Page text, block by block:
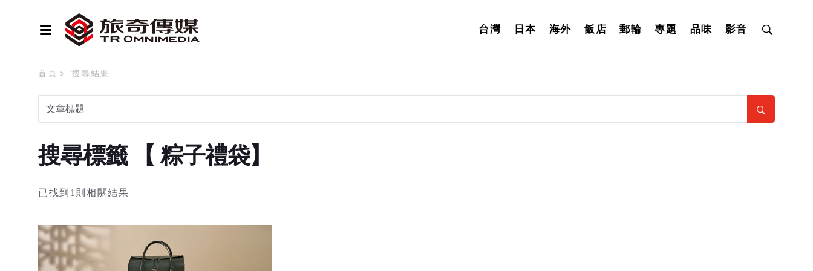
台灣 日本 海外 飯店 郵輪 專題 品味 影音
首頁 搜尋結果
搜尋標籤 【 粽子禮袋】
已找到1則相關結果